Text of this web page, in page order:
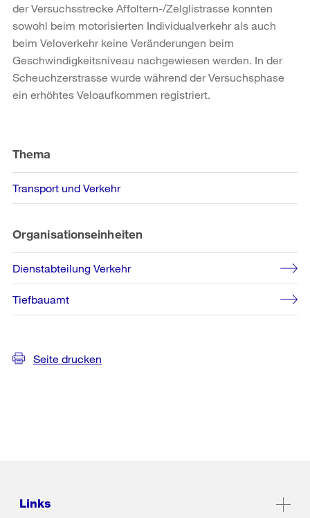
der Versuchsstrecke Affoltern-/Zelglistrasse konnten
sowohl beim motorisierten Individualverkehr als auch
beim Veloverkehr keine Veränderungen beim
Geschwindigkeitsniveau nachgewiesen werden. In der
Scheuchzerstrasse wurde während der Versuchsphase
ein erhöhtes Veloaufkommen registriert.
Informationen
Thema
Transport und Verkehr
Organisationseinheiten
Dienstabteilung Verkehr
Tiefbauamt
Seite drucken
Links